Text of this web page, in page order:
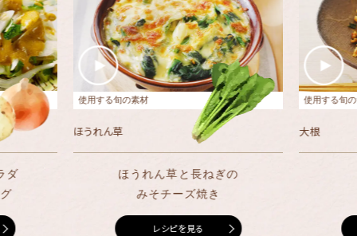
ダ
使用する旬の素材
ほうれん草
ほうれん草と長ねぎの
みそチーズ焼き
レシピを見る
使用する旬
大根